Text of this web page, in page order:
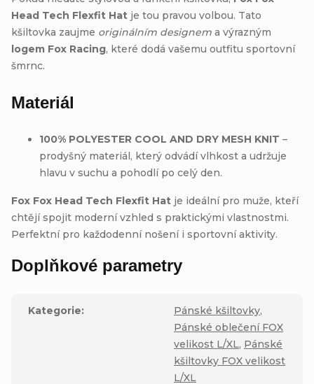
Head Tech Flexfit Hat je tou pravou volbou. Tato
kšiltovka zaujme originálním designem a výrazným
logem Fox Racing, které dodá vašemu outfitu sportovní
šmrnc.
Materiál
100% POLYESTER COOL AND DRY MESH KNIT –
prodyšný materiál, který odvádí vlhkost a udržuje
hlavu v suchu a pohodlí po celý den.
Fox Fox Head Tech Flexfit Hat je ideální pro muže, kteří
chtějí spojit moderní vzhled s praktickými vlastnostmi.
Perfektní pro každodenní nošení i sportovní aktivity.
Doplňkové parametry
Kategorie: Pánské kšiltovky,
Pánské oblečení FOX
velikost L/XL, Pánské
kšiltovky FOX velikost
L/XL